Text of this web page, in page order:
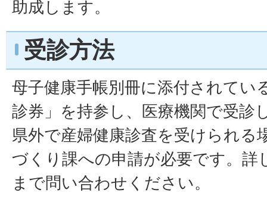
助成します。
受診方法
母子健康手帳別冊に添付されてい
診券」を持参し、医療機関で受診
県外で産婦健康診査を受けられる
づくり課への申請が必要です。詳
まで問い合わせください。